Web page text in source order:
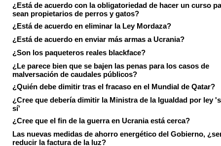
¿Está de acuerdo con la obligatoriedad de hacer un curso
sean propietarios de perros y gatos?
¿Está de acuerdo en eliminar la Ley Mordaza?
¿Está de acuerdo en enviar más armas a Ucrania?
¿Son los paqueteros reales blackface?
¿Le parece bien que se bajen las penas para los casos de
malversación de caudales públicos?
¿Quién debe dimitir tras el fracaso en el Mundial de Qatar?
¿Cree que debería dimitir la Ministra de la Igualdad por ley
sí'
¿Cree que el fin de la guerra en Ucrania está cerca?
Las nuevas medidas de ahorro energético del Gobierno,
reducir la factura de la luz?